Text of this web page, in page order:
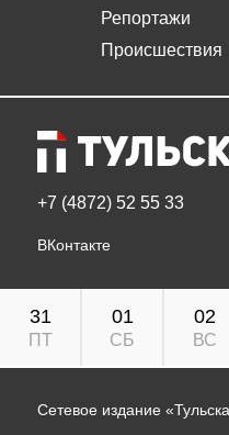
Репортажи
Происшествия
+7 (4872) 52 55 33
ВКонтакте
31
ПТ
01
СБ
02
ВС
Сетевое издание